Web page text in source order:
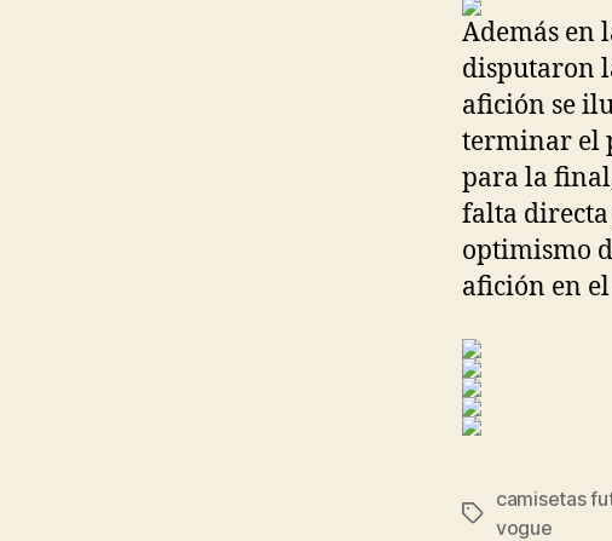
Además en
disputaron
afición se
terminar el
para la
falta
optimismo
afición en
Etiquetas
camisetas
vogue